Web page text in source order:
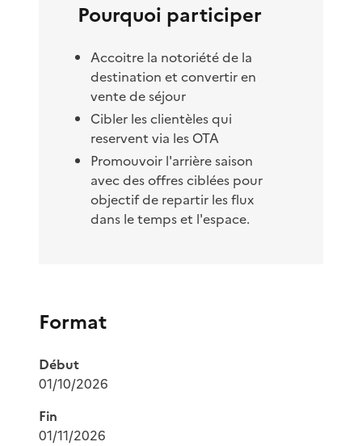
Pourquoi participer
Accoitre la notoriété de la
destination et convertir en
vente de séjour
Cibler les clientèles qui
reservent via les OTA
Promouvoir l'arrière saison
avec des offres ciblées pour
objectif de repartir les flux
dans le temps et l'espace.
Format
Début
01/10/2026
Fin
01/11/2026